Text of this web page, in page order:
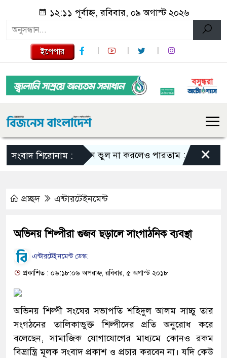
১২:১১ পূর্বাহ্ন, রবিবার, ০৯ অগাস্ট ২০২৬
ইপেপার
সংবাদ শিরোনাম :এমন ভুল না করলেও পারতাম : শাকিব খান
×
প্রচ্ছদ এন্টারটেইনমেন্ট
অভিনয় শিল্পীরা গুজব ছড়ালে সাংগাঠনিক ব্যবস্থা
এন্টারটেইনমেন্ট ডেস্ক:
প্রকাশিত : ০৬:১৮:০৬ অপরাহ্ন, রবিবার, ৫ অগাস্ট ২০১৮
অভিনয় শিল্পী সংঘের সভাপতি শহিদুল আলম সাচ্চু তার
সংগঠনের তালিকাভুক্ত শিল্পীদের প্রতি অনুরোধ করে
বলেছেন, সামাজিক যোগাযোগের মাধ্যমে কোনও রকম
বিভ্রান্ত্রি মূলক সংবাদ প্রকাশ ও প্রচার করবেন না। যদি কেউ